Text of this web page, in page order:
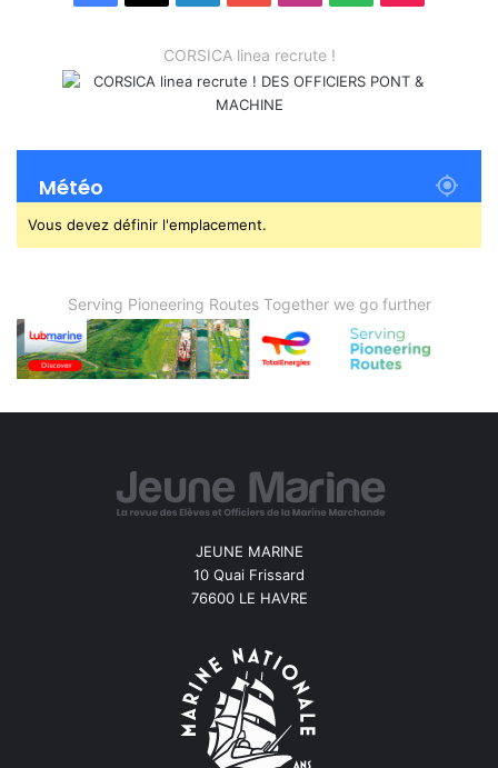
CORSICA linea recrute !
Météo
Vous devez définir l'emplacement.
Serving Pioneering Routes Together we go further
JEUNE MARINE
10 Quai Frissard
76600 LE HAVRE